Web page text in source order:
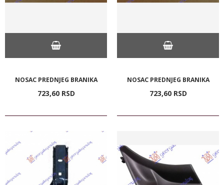
NOSAC PREDNJEG BRANIKA
723,60 RSD
NOSAC PREDNJEG BRANIKA
723,60 RSD